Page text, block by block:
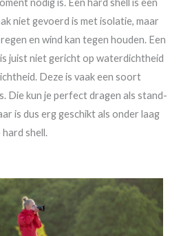
niet gevoerd is met isolatie, maar
en wind kan tegen houden. Een
juist niet gericht op waterdichtheid
Deze is vaak een soort
Die kun je perfect dragen als stand-
is dus erg geschikt als onder laag
shell.